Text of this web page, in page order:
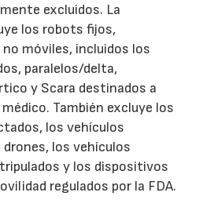
excluidos. La
los robots fijos,
móviles, incluidos los
paralelos/delta,
y Scara destinados a
También excluye los
los vehículos
los vehículos
y los dispositivos
regulados por la FDA.